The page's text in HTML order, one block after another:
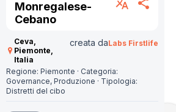
Monregalese-
Cebano
translate share
Ceva,
Piemonte,
Italia
creata daLabs Firstlife
Regione: Piemonte · Categoria:
Governance, Produzione · Tipologia:
Distretti del cibo